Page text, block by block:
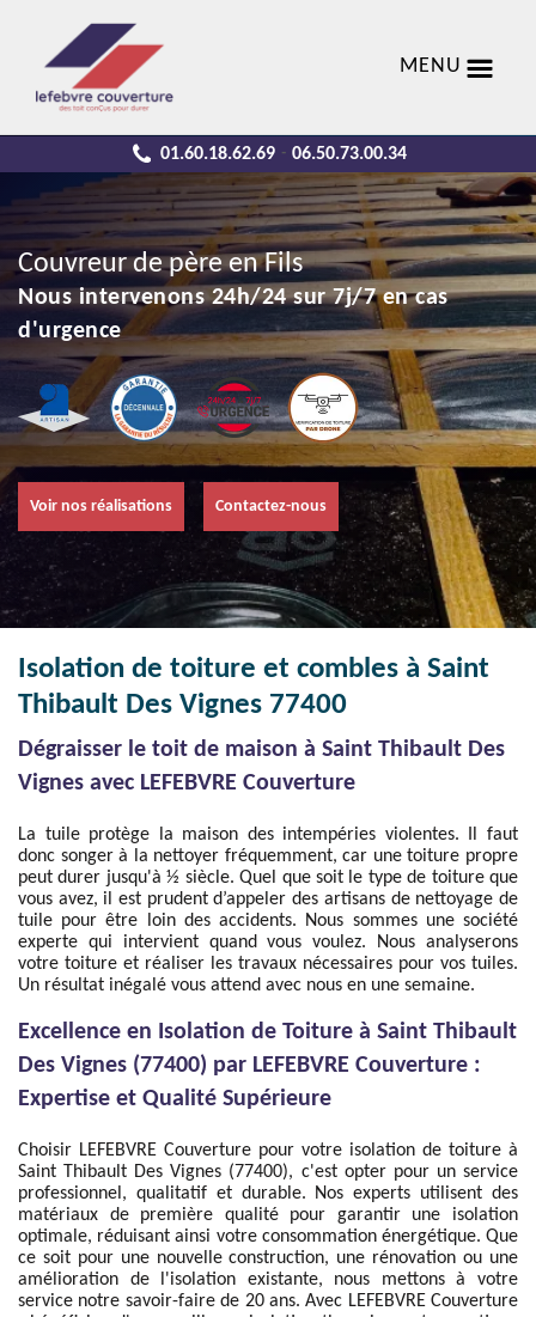
MENU
01.60.18.62.69 - 06.50.73.00.34
Couvreur de père en Fils
Nous intervenons 24h/24 sur 7j/7 en cas
d'urgence
Voir nos réalisations Contactez-nous
Isolation de toiture et combles à Saint
Thibault Des Vignes 77400
Dégraisser le toit de maison à Saint Thibault Des
Vignes avec LEFEBVRE Couverture
La tuile protège la maison des intempéries violentes. Il faut
donc songer à la nettoyer fréquemment, car une toiture propre
peut durer jusqu'à ½ siècle. Quel que soit le type de toiture que
vous avez, il est prudent d’appeler des artisans de nettoyage de
tuile pour être loin des accidents. Nous sommes une société
experte qui intervient quand vous voulez. Nous analyserons
votre toiture et réaliser les travaux nécessaires pour vos tuiles.
Un résultat inégalé vous attend avec nous en une semaine.
Excellence en Isolation de Toiture à Saint Thibault
Des Vignes (77400) par LEFEBVRE Couverture :
Expertise et Qualité Supérieure
Choisir LEFEBVRE Couverture pour votre isolation de toiture à
Saint Thibault Des Vignes (77400), c'est opter pour un service
professionnel, qualitatif et durable. Nos experts utilisent des
matériaux de première qualité pour garantir une isolation
optimale, réduisant ainsi votre consommation énergétique. Que
ce soit pour une nouvelle construction, une rénovation ou une
amélioration de l'isolation existante, nous mettons à votre
service notre savoir-faire de 20 ans. Avec LEFEBVRE Couverture